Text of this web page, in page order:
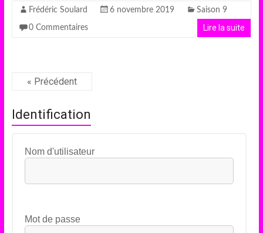
Frédéric Soulard 6 novembre 2019 Saison 9
0 Commentaires Lire la suite
« Précédent
Identification
Nom d'utilisateur
Mot de passe